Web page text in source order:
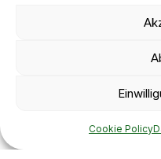
Cookie Policy